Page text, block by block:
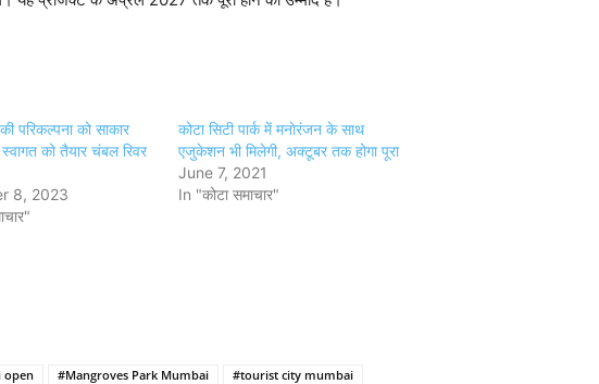
परिकल्पना को साकार
को तैयार चंबल रिवर
8, 2023
कोटा सिटी पार्क में मनाेरंजन के साथ
एजुकेशन भी मिलेगी, अक्टूबर तक होगा पूरा
June 7, 2021
In "कोटा समाचार"
open #Mangroves Park Mumbai #tourist city mumbai